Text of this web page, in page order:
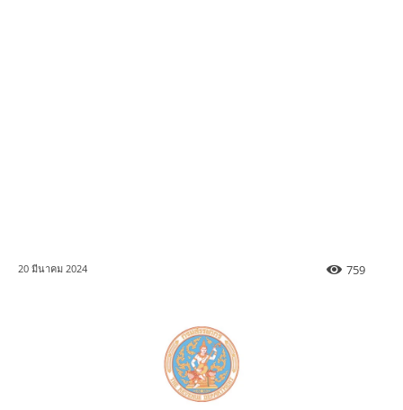
20 มีนาคม 2024 759